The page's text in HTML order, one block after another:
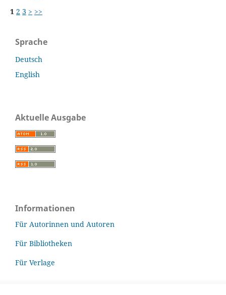
1 2 3 > >>
Sprache
Deutsch
English
Aktuelle Ausgabe
Informationen
Für Autorinnen und Autoren
Für Bibliotheken
Für Verlage